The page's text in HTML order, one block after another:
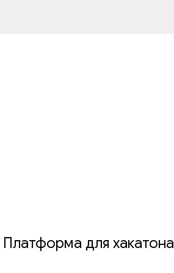
Платформа для хакатона